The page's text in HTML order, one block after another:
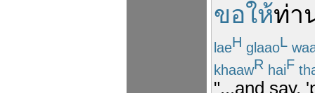
ขอให้ท่า
laeH glaaoL
khaawR haiF
"...and say,